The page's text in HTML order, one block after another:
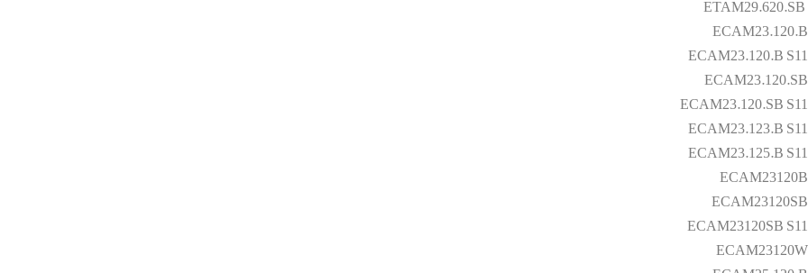
ECAM23.120.B
ECAM23.120.B S11
ECAM23.120.SB
ECAM23.120.SB S11
ECAM23.123.B S11
ECAM23.125.B S11
ECAM23120B
ECAM23120SB
ECAM23120SB S11
ECAM23120W